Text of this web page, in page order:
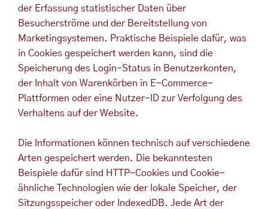
der Erfassung statistischer Daten über
Besucherströme und der Bereitstellung von
Marketingsystemen. Praktische Beispiele dafür, was
in Cookies gespeichert werden kann, sind die
Speicherung des Login-Status in Benutzerkonten,
der Inhalt von Warenkörben in E-Commerce-
Plattformen oder eine Nutzer-ID zur Verfolgung des
Verhaltens auf der Website.
Die Informationen können technisch auf verschiedene
Arten gespeichert werden. Die bekanntesten
Beispiele dafür sind HTTP-Cookies und Cookie-
ähnliche Technologien wie der lokale Speicher, der
Sitzungsspeicher oder IndexedDB. Jede Art der